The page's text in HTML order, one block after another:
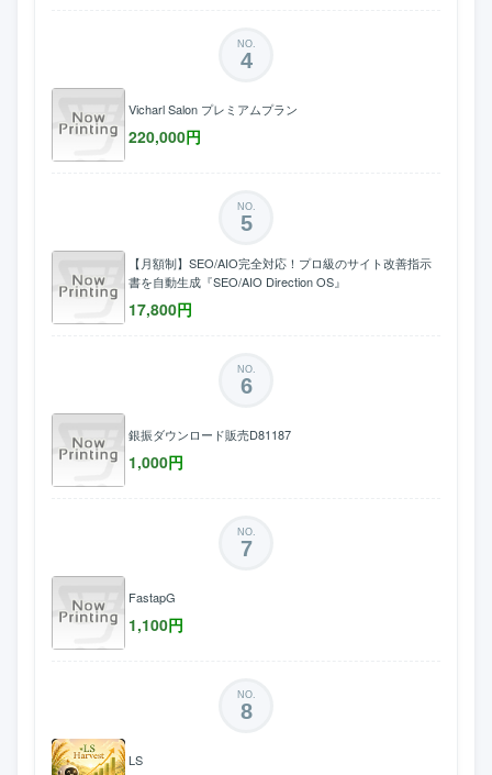
NO.
4
Vicharl Salon プレミアムプラン
220,000円
NO.
5
【月額制】SEO/AIO完全対応！プロ級のサイト改善指示
書を自動生成『SEO/AIO Direction OS』
17,800円
NO.
6
銀振ダウンロード販売D81187
1,000円
NO.
7
FastapG
1,100円
NO.
8
LS